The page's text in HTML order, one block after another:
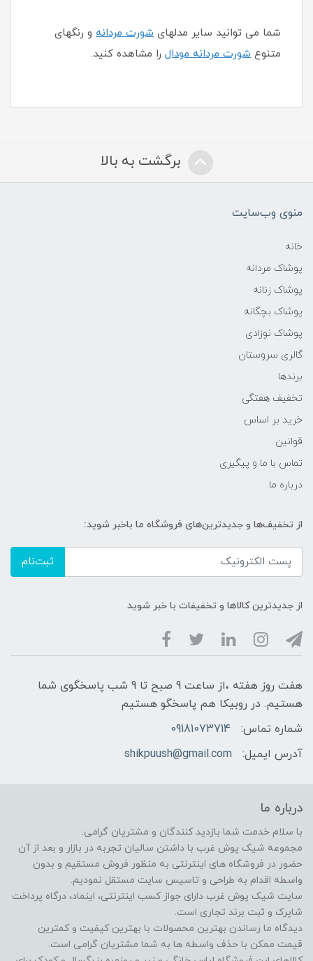
شما می توانید سایر مدلهای شورت مردانه و رنگهای
متنوع شورت مردانه مودال را مشاهده کنید.
برگشت به بالا
منوی وب‌سایت
خانه
پوشاک مردانه
پوشاک زنانه
پوشاک بچگانه
پوشاک نوزادی
گالری سروستان
برندها
تخفیف هفتگی
خرید بر اساس
قوانین
تماس با ما و پیگیری
درباره ما
از تخفیف‌ها و جدیدترین‌های فروشگاه ما باخبر شوید:
ثبت‌نام
از جدیدترین کالاها و تخفیفات با خبر شوید
هفت روز هفته ،از ساعت 9 صبح تا 9 شب پاسخگوی شما
هستیم. در روبیکا هم پاسخگو هستیم
شماره تماس:
09181073714
آدرس ایمیل:
shikpuush@gmail.com
درباره ما
با سلام خدمت شما بازدید کنندگان و مشتریان گرامی:
مجموعه شیک پوش غرب با داشتن سالیان تجربه در بازار و بعد از آن
حضور در فروشگاه های اینترنتی به منظور فروش مستقیم و بدون
واسطه اقدام به طراحی و تاسیس سایت مستقل نمودیم.
سایت شیک پوش غرب دارای جواز کسب اینترنتی، اینماد، درگاه پرداخت
شاپرک و ثبت برند تجاری است.
دیدگاه ما رساندن بهترین محصولات با بهترین کیفیت و کمترین
قیمت ممکن با حذف واسطه ها به شما مشتریان گرامی است.